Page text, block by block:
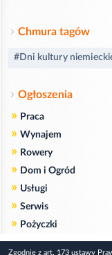
Chmura tagów
#Dni kultury
Ogłoszenia
» Praca
» Wynajem
» Rowery
» Dom i Ogród
» Usługi
» Serwis
» Pożyczki
Zgodnie z art. 173 ustawy